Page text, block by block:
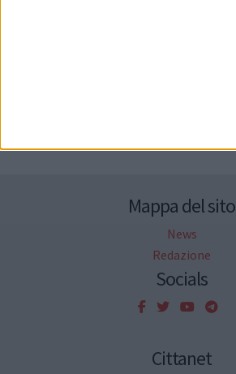
Mappa del sito
News
Redazione
Socials
Cittanet